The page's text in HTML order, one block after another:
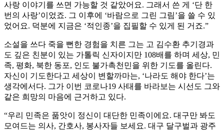
사랑 이야기를 쓰면 가능할 것 같았어요. 그래서 쓴 게 ‘단 한
번의 사랑’이었죠. 그 이후에 ‘바람으로 그린 그림’을 쓸 수 있
었어요. 덕분에 지금은 ‘적인종’을 집필할 수 있게 된 거죠.”
소설을 쓰다 죽을 뻔한 경험을 치른 그는 고 김수환 추기경과
도 깊은 친분이 있는 가톨릭 신자이지만 108배를 하며 세상, 민
족, 평화, 북한 동포, 인도 불가촉천민을 위한 기도를 올린다.
자신이 기도한다고 세상이 변할까마는, ‘나라도 해야 한다’는
생각에서다. 그가 이번 코로나19 사태를 바라보는 시선도 그와
같은 희망의 마음에 근거하고 있다.
“우리 민족은 품앗이 정신이 대단한 민족이에요. 대구만 봐도
모여드는 의사, 간호사, 봉사자들 보세요. 대구 달구벌과 광주